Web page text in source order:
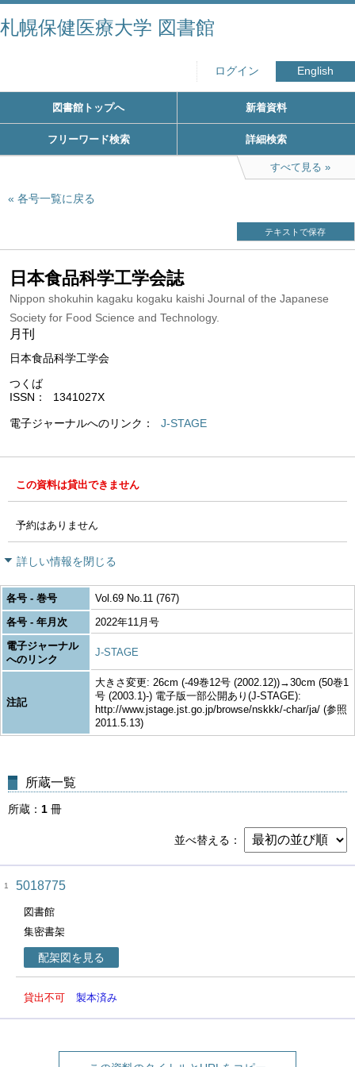
札幌保健医療大学 図書館
ログイン English
図書館トップへ 新着資料
フリーワード検索 詳細検索
すべて見る
各号一覧に戻る
テキストで保存
日本食品科学工学会誌
Nippon shokuhin kagaku kogaku kaishi Journal of the Japanese
Society for Food Science and Technology.
月刊
日本食品科学工学会
つくば
ISSN
1341027X
電子ジャーナルへのリンク J-STAGE
この資料は貸出できません
予約はありません
詳しい情報を閉じる
各号 - 巻号
Vol.69 No.11 (767)
各号 - 年月次
2022年11月号
電子ジャーナル
へのリンク
J-STAGE
注記
大きさ変更: 26cm (-49巻12号 (2002.12))→30cm (50巻1
号 (2003.1)-) 電子版一部公開あり(J-STAGE):
http://www.jstage.jst.go.jp/browse/nskkk/-char/ja/ (参照
2011.5.13)
所蔵一覧
所蔵 1 冊
並べ替える
1 5018775
図書館
集密書架
配架図を見る
貸出不可 製本済み